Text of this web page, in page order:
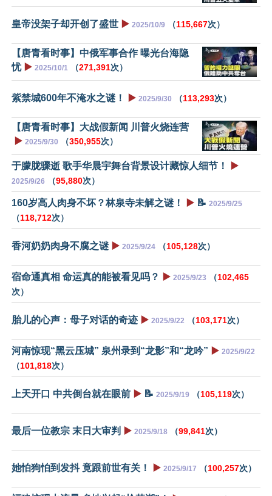
皇帝没架子却开创了盛世 ▶️ 2025/10/9 （115,667次）
【唐青看时事】中俄军事合作 曝光台海隐
忧 ▶️ 2025/10/1 （271,391次）
紫禁城600年不淹水之谜！ ▶️ 2025/9/30 （113,293次）
【唐青看时事】大战假新闻 川普火烧连营
▶️ 2025/9/30 （350,955次）
于朦胧骤逝 歌手华晨宇舞台背景设计藏惊人细节！ ▶️
2025/9/26 （95,880次）
160岁高人肉身不坏？林泉寺未解之谜！ ▶️ 📝 2025/9/25
（118,712次）
香河奶奶肉身不腐之谜 ▶️ 2025/9/24 （105,128次）
宿命通真相 命运真的能被看见吗？ ▶️ 2025/9/23 （102,465
次）
胎儿的心声：母子对话的奇迹 ▶️ 2025/9/22 （103,171次）
河南惊现“黑云压城” 泉州录到“龙影”和“龙吟” ▶️ 2025/9/22
（101,818次）
上天开口 中共倒台就在眼前 ▶️ 📝 2025/9/19 （105,119次）
最后一位教宗 末日大审判 ▶️ 2025/9/18 （99,841次）
她怕狗怕到发抖 竟跟前世有关！ ▶️ 2025/9/17 （100,257次）